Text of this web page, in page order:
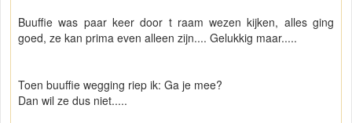
Buuffie was paar keer door t raam wezen kijken, alles ging
goed, ze kan prima even alleen zijn.... Gelukkig maar.....
Toen buuffie wegging riep ik: Ga je mee?
Dan wil ze dus niet.....